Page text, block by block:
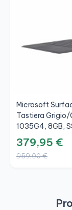
Microsoft
Tastiera Grigio/
1035G4, 8GB,
379,95 €
959,00 €